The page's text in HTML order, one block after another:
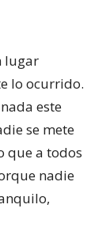
lugar
lo ocurrido.
este
se mete
que a todos
nadie